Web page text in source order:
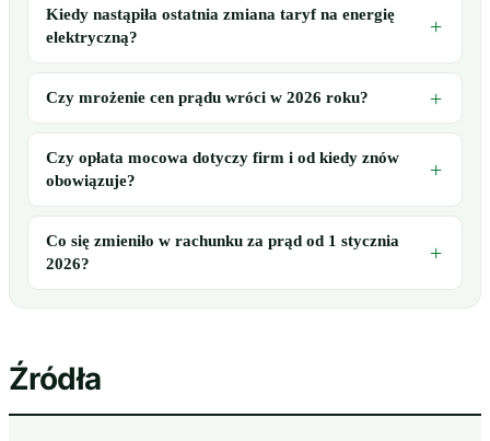
Kiedy nastąpiła ostatnia zmiana taryf na energię
elektryczną?
Czy mrożenie cen prądu wróci w 2026 roku?
Czy opłata mocowa dotyczy firm i od kiedy znów
obowiązuje?
Co się zmieniło w rachunku za prąd od 1 stycznia
2026?
Źródła